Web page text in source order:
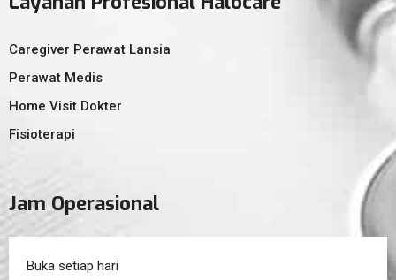
Caregiver Perawat Lansia
Perawat Medis
Home Visit Dokter
Fisioterapi
Jam Operasional
Buka setiap hari